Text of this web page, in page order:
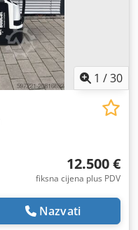
1 /30
12.500 €
fiksna cijena plus PDV
Nazvati